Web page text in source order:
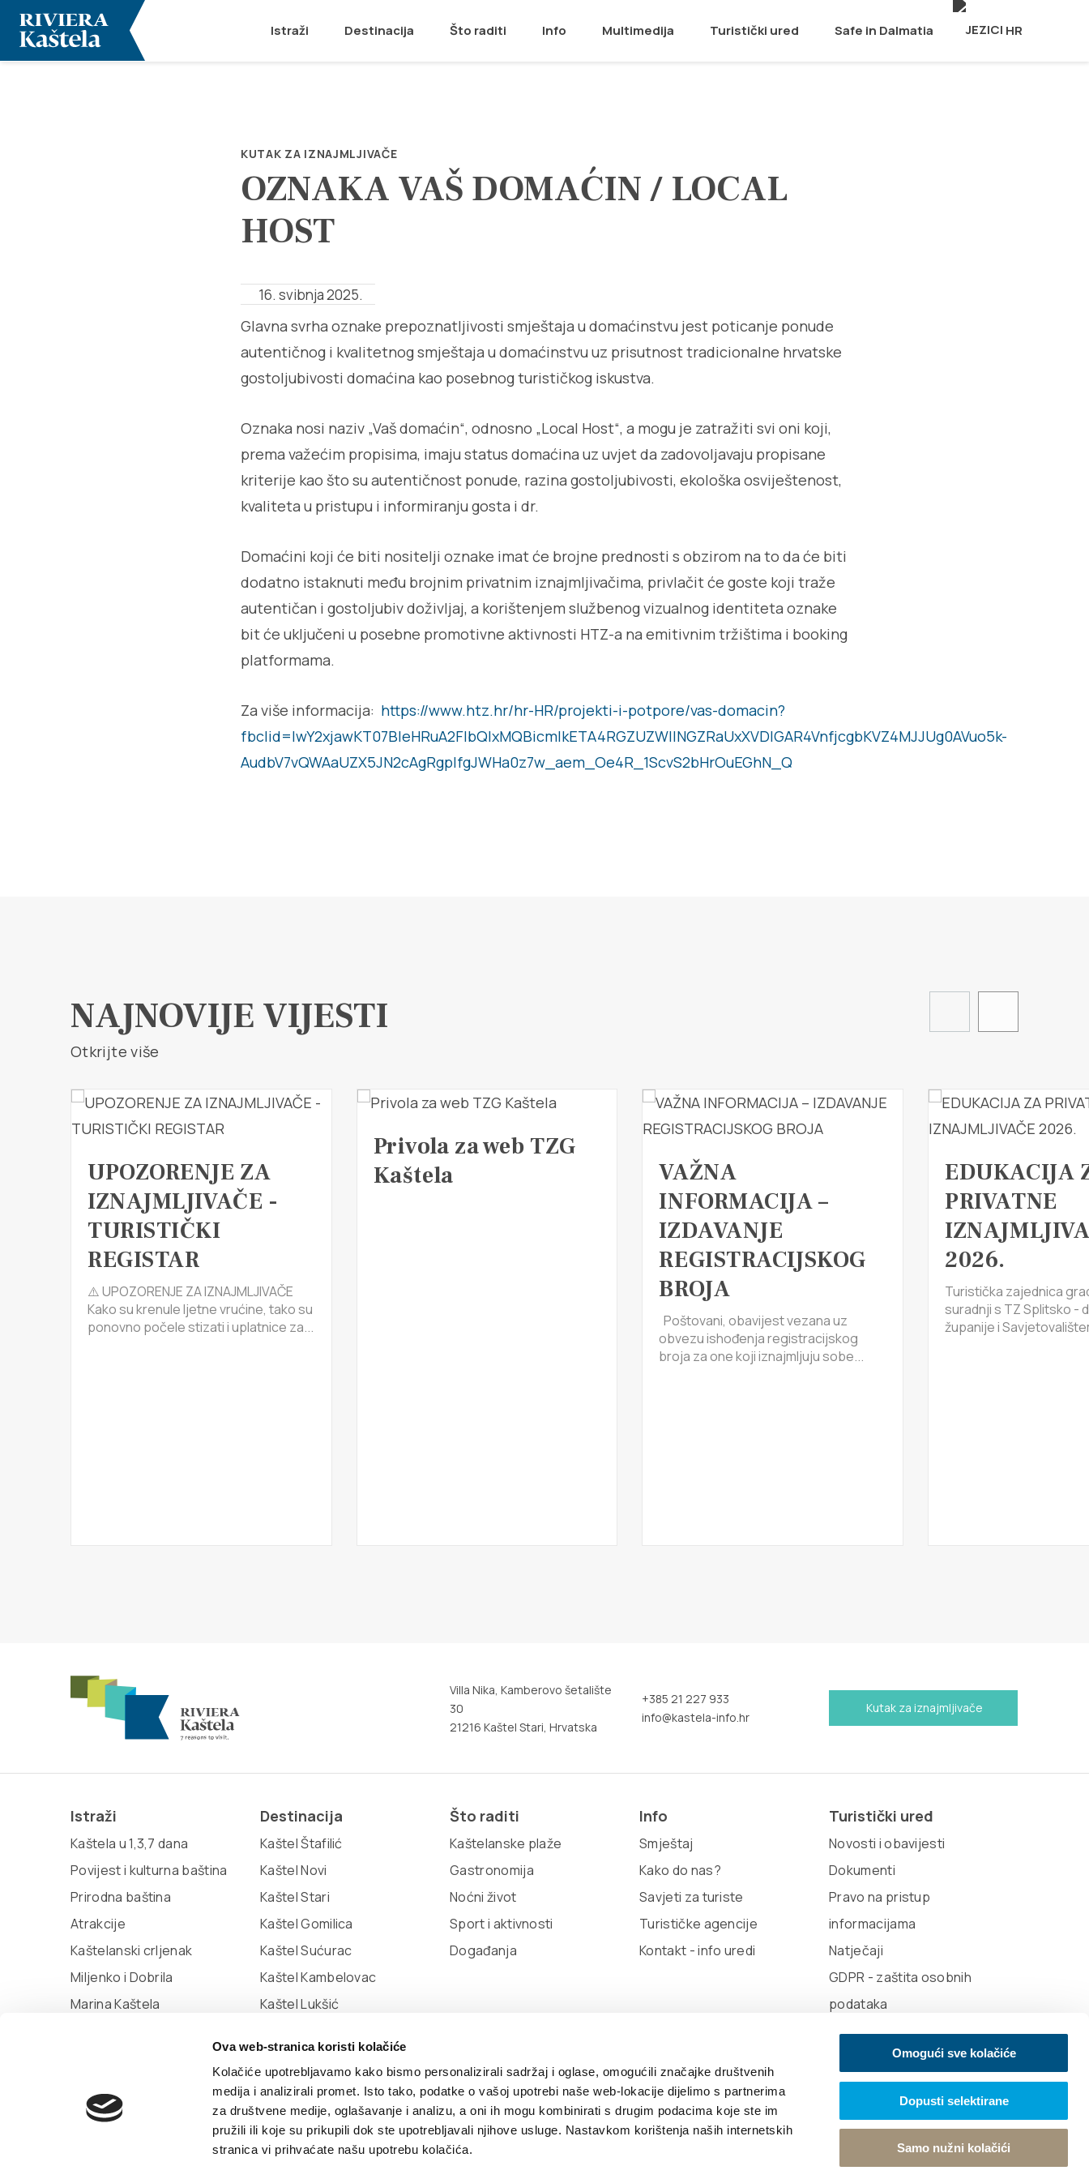
Ova web-stranica koristi kolačiće
Kolačiće upotrebljavamo kako bismo personalizirali sadržaj i oglase, omogućili značajke društvenih
medija i analizirali promet. Isto tako, podatke o vašoj upotrebi naše web-lokacije dijelimo s partnerima
za društvene medije, oglašavanje i analizu, a oni ih mogu kombinirati s drugim podacima koje ste im
pružili ili koje su prikupili dok ste upotrebljavali njihove usluge. Nastavkom korištenja naših internetskih
stranica vi prihvaćate našu upotrebu kolačića.
Omogući sve kolačiće
Dopusti selektirane
Samo nužni kolačići
Istraži Destinacija Što raditi Info Multimedija Turistički ured Safe in Dalmatia HR
KUTAK ZA IZNAJMLJIVAČE
OZNAKA VAŠ DOMAĆIN / LOCAL
HOST
16. svibnja 2025.
Glavna svrha oznake prepoznatljivosti smještaja u domaćinstvu jest poticanje ponude
autentičnog i kvalitetnog smještaja u domaćinstvu uz prisutnost tradicionalne hrvatske
gostoljubivosti domaćina kao posebnog turističkog iskustva.
Oznaka nosi naziv „Vaš domaćin“, odnosno „Local Host“, a mogu je zatražiti svi oni koji,
prema važećim propisima, imaju status domaćina uz uvjet da zadovoljavaju propisane
kriterije kao što su autentičnost ponude, razina gostoljubivosti, ekološka osviještenost,
kvaliteta u pristupu i informiranju gosta i dr.
Domaćini koji će biti nositelji oznake imat će brojne prednosti s obzirom na to da će biti
dodatno istaknuti među brojnim privatnim iznajmljivačima, privlačit će goste koji traže
autentičan i gostoljubiv doživljaj, a korištenjem službenog vizualnog identiteta oznake
bit će uključeni u posebne promotivne aktivnosti HTZ-a na emitivnim tržištima i booking
platformama.
Za više informacija: https://www.htz.hr/hr-HR/projekti-i-potpore/vas-domacin?
fbclid=IwY2xjawKT07BleHRuA2FlbQIxMQBicmlkETA4RGZUZWllNGZRaUxXVDlGAR4VnfjcgbKVZ4MJJUg0AVuo5k-
AudbV7vQWAaUZX5JN2cAgRgpIfgJWHa0z7w_aem_Oe4R_1ScvS2bHrOuEGhN_Q
NAJNOVIJE VIJESTI
Otkrijte više
UPOZORENJE ZA
IZNAJMLJIVAČE -
TURISTIČKI
REGISTAR
⚠️ UPOZORENJE ZA IZNAJMLJIVAČE
Kako su krenule ljetne vrućine, tako su
ponovno počele stizati i uplatnice za...
Privola za web TZG
Kaštela
VAŽNA
INFORMACIJA –
IZDAVANJE
REGISTRACIJSKOG
BROJA
Poštovani, obavijest vezana uz
obvezu ishođenja registracijskog
broja za one koji iznajmljuju sobe...
EDUKACIJA
PRIVATNE
2026.
Turistička zajednica
suradnji s TZ Splitsko -
županije i
Villa Nika, Kamberovo šetalište
30
21216 Kaštel Stari, Hrvatska
+385 21 227 933
info@kastela-info.hr
Kutak za iznajmljivače
Istraži
Kaštela u 1,3,7 dana
Povijest i kulturna baština
Prirodna baština
Atrakcije
Kaštelanski crljenak
Miljenko i Dobrila
Marina Kaštela
Destinacija
Kaštel Štafilić
Kaštel Novi
Kaštel Stari
Kaštel Gomilica
Kaštel Sućurac
Kaštel Kambelovac
Kaštel Lukšić
Što raditi
Kaštelanske plaže
Gastronomija
Noćni život
Sport i aktivnosti
Događanja
Info
Smještaj
Kako do nas?
Savjeti za turiste
Turističke agencije
Kontakt - info uredi
Turistički ured
Novosti i obavijesti
Dokumenti
Pravo na pristup
informacijama
Natječaji
GDPR - zaštita osobnih
podataka
© TZ Kastela 2022 Izjava o pristupačnosti Politika kolačića TZ Kaštela Viber Info Developed by:Nove vibracije
Design